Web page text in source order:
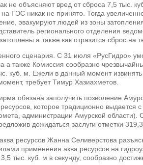
не объясняют вред от сброса 7,5 тыс.
ГЭС никак не принято. Тогда
эвакуируют людей из зоны
регионального отделения
а также как отразится сброс на
сценария. С 31 июля «РусГидро»
а также Комиссия сообразно
куб. м. Ежели в данный момент
требует Тимур Хазиахметов.
обязана заполучить позволение
которое традиционно
администрации Амурской области).
дожидаться заслуги отметки
ресурсов Жанна Селиверстова
применения аква ресурсов на
тыс. куб. м в секунду, сообразно